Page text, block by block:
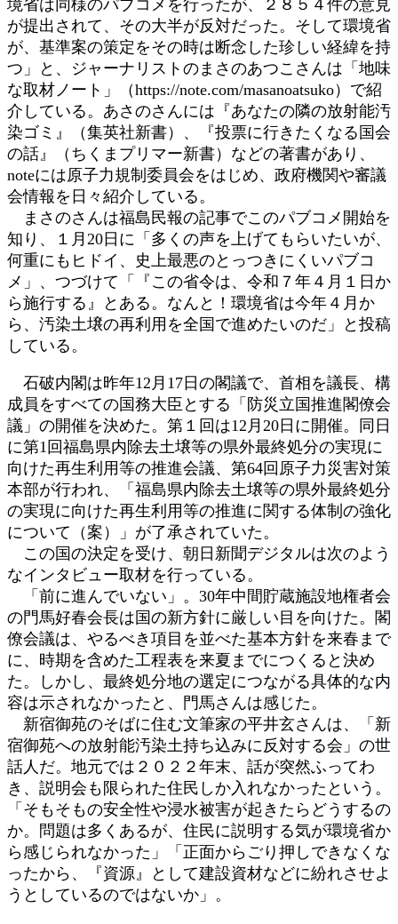
境省は同様のパブコメを行ったが、２８５４件の意見
が提出されて、その大半が反対だった。そして環境省
が、基準案の策定をその時は断念した珍しい経緯を持
つ」と、ジャーナリストのまさのあつこさんは「地味
な取材ノート」（https://note.com/masanoatsuko）で紹
介している。あさのさんには『あなたの隣の放射能汚
染ゴミ』（集英社新書）、『投票に行きたくなる国会
の話』（ちくまプリマー新書）などの著書があり、
noteには原子力規制委員会をはじめ、政府機関や審議
会情報を日々紹介している。
まさのさんは福島民報の記事でこのパブコメ開始を
知り、１月20日に「多くの声を上げてもらいたいが、
何重にもヒドイ、史上最悪のとっつきにくいパブコ
メ」、つづけて「『この省令は、令和７年４月１日か
ら施行する』とある。なんと！環境省は今年４月か
ら、汚染土壌の再利用を全国で進めたいのだ」と投稿
している。
石破内閣は昨年12月17日の閣議で、首相を議長、構
成員をすべての国務大臣とする「防災立国推進閣僚会
議」の開催を決めた。第１回は12月20日に開催。同日
に第1回福島県内除去土壌等の県外最終処分の実現に
向けた再生利用等の推進会議、第64回原子力災害対策
本部が行われ、「福島県内除去土壌等の県外最終処分
の実現に向けた再生利用等の推進に関する体制の強化
について（案）」が了承されていた。
この国の決定を受け、朝日新聞デジタルは次のよう
なインタビュー取材を行っている。
「前に進んでいない」。30年中間貯蔵施設地権者会
の門馬好春会長は国の新方針に厳しい目を向けた。閣
僚会議は、やるべき項目を並べた基本方針を来春まで
に、時期を含めた工程表を来夏までにつくると決め
た。しかし、最終処分地の選定につながる具体的な内
容は示されなかったと、門馬さんは感じた。
新宿御苑のそばに住む文筆家の平井玄さんは、「新
宿御苑への放射能汚染土持ち込みに反対する会」の世
話人だ。地元では２０２２年末、話が突然ふってわ
き、説明会も限られた住民しか入れなかったという。
「そもそもの安全性や浸水被害が起きたらどうするの
か。問題は多くあるが、住民に説明する気が環境省か
ら感じられなかった」「正面からごり押しできなくな
ったから、『資源』として建設資材などに紛れさせよ
うとしているのではないか」。